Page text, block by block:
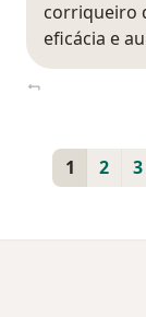
corriqueiro
eficácia e
1 2 3